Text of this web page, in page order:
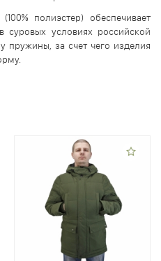
полиэстер) обеспечивает
условиях российской
пружины, за счет чего изделия